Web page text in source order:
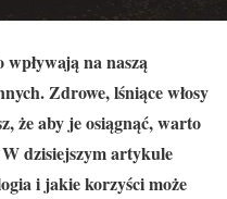
wpływają na naszą
Zdrowe, lśniące włosy
że aby je osiągnąć, warto
dzisiejszym artykule
i jakie korzyści może